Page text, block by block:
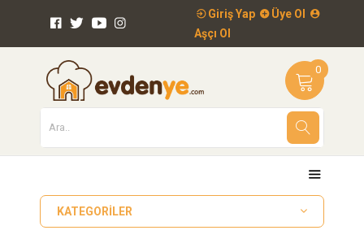
Giriş Yap
Üye Ol
Aşçı Ol
0
KATEGORILER